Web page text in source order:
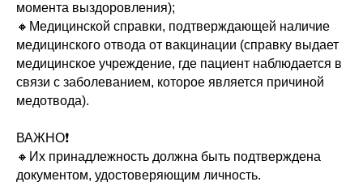
момента выздоровления);
🔸Медицинской справки, подтверждающей наличие
медицинского отвода от вакцинации (справку выдает
медицинское учреждение, где пациент наблюдается в
связи с заболеванием, которое является причиной
медотвода).
ВАЖНО❗️
🔸Их принадлежность должна быть подтверждена
документом, удостоверяющим личность.